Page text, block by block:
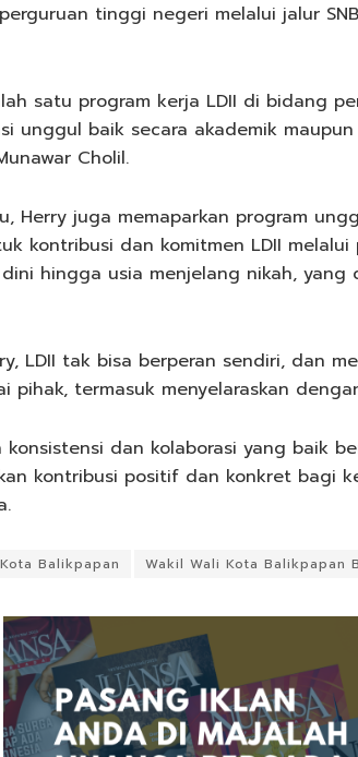
tinggi negeri melalui jalur
satu program kerja LDII di bidang
unggul baik secara akademik
Cholil.
Herry juga memaparkan program
kontribusi dan komitmen LDII
hingga usia menjelang nikah, yang
LDII tak bisa berperan sendiri, dan
pihak, termasuk menyelaraskan
konsistensi dan kolaborasi yang baik
kontribusi positif dan konkret bagi
Balikpapan Wakil Wali Kota Balikpapan